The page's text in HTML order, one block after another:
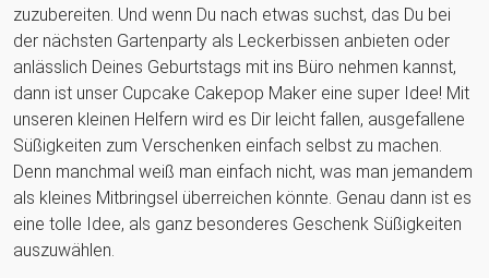
zuzubereiten. Und wenn Du nach etwas suchst, das Du bei
der nächsten Gartenparty als Leckerbissen anbieten oder
anlässlich Deines Geburtstags mit ins Büro nehmen kannst,
dann ist unser Cupcake Cakepop Maker eine super Idee! Mit
unseren kleinen Helfern wird es Dir leicht fallen, ausgefallene
Süßigkeiten zum Verschenken einfach selbst zu machen.
Denn manchmal weiß man einfach nicht, was man jemandem
als kleines Mitbringsel überreichen könnte. Genau dann ist es
eine tolle Idee, als ganz besonderes Geschenk Süßigkeiten
auszuwählen.